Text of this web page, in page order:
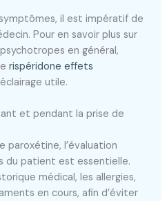
il est impératif de
Pour en savoir plus sur
en général,
rispéridone effets
utile.
et pendant la prise de
l’évaluation
du patient est essentielle.
médical, les allergies,
en cours, afin d’éviter